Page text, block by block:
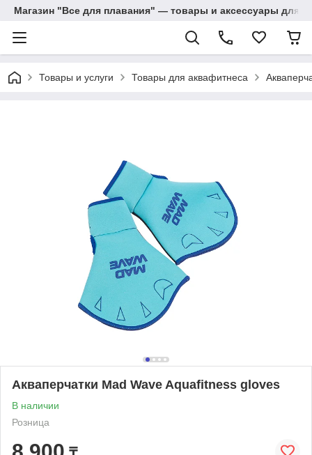
Магазин "Все для плавания" — товары и аксессуары для
Товары и услуги Товары для аквафитнеса
Акваперчатки Mad Wave Aquafitness gloves
В наличии
Розница